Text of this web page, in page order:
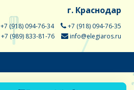
г. Краснодар
+7 (918) 094-76-34
+7 (918) 094-76-35
+7 (989) 833-81-76
info@elegiaros.ru